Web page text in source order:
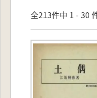
全213件中 1 - 30